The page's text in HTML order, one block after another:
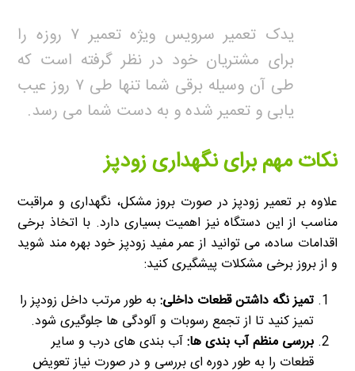
یدک تعمیر سرویس ویژه تعمیر ۷ روزه را
برای مشتریان خود در نظر گرفته است که
طی آن وسیله برقی شما تنها طی ۷ روز عیب
یابی و تعمیر شده و به دست شما می رسد.
نکات مهم برای نگهداری زودپز
علاوه بر تعمیر زودپز در صورت بروز مشکل، نگهداری و مراقبت
مناسب از این دستگاه نیز اهمیت بسیاری دارد. با اتخاذ برخی
اقدامات ساده، می توانید از عمر مفید زودپز خود بهره مند شوید
و از بروز برخی مشکلات پیشگیری کنید:
تمیز نگه داشتن قطعات داخلی:به طور مرتب داخل زودپز را
تمیز کنید تا از تجمع رسوبات و آلودگی ها جلوگیری شود.
بررسی منظم آب بندی ها:آب بندی های درب و سایر
قطعات را به طور دوره ای بررسی و در صورت نیاز تعویض